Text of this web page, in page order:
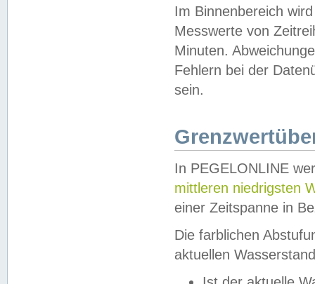
Im Binnenbereich
Messwerte von
Minuten.
Fehlern bei der
sein.
In PEGELONLINE
mittleren niedrigsten
einer Zeitspanne in
Die farblichen
aktuellen